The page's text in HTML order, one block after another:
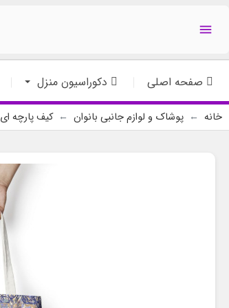

صفحه اصلی دکوراسیون منزل
خانه پوشاک و لوازم جانبی بانوان کیف پارچه ای